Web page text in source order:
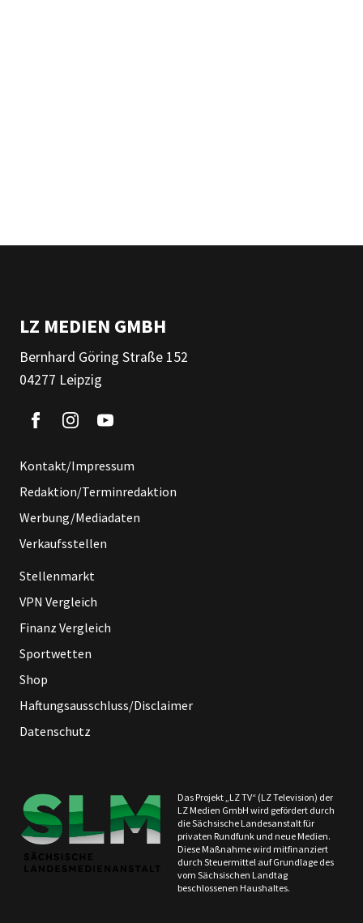
LZ MEDIEN GMBH
Bernhard Göring Straße 152
04277 Leipzig
Kontakt/Impressum
Redaktion/Terminredaktion
Werbung/Mediadaten
Verkaufsstellen
Stellenmarkt
VPN Vergleich
Finanz Vergleich
Sportwetten
Shop
Haftungsausschluss/Disclaimer
Datenschutz
Das Projekt „LZ TV“ (LZ Television) der
LZ Medien GmbH wird gefördert durch
die Sächsische Landesanstalt für
privaten Rundfunk und neue Medien.
Diese Maßnahme wird mitfinanziert
durch Steuermittel auf Grundlage des
vom Sächsischen Landtag
beschlossenen Haushaltes.